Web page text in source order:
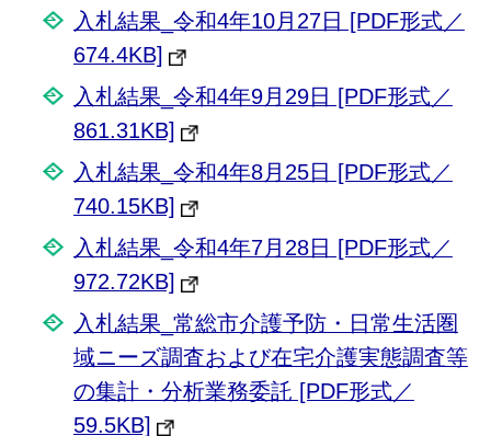
入札結果_令和4年10月27日 [PDF形式／
674.4KB]
入札結果_令和4年9月29日 [PDF形式／
861.31KB]
入札結果_令和4年8月25日 [PDF形式／
740.15KB]
入札結果_令和4年7月28日 [PDF形式／
972.72KB]
入札結果_常総市介護予防・日常生活圏
域ニーズ調査および在宅介護実態調査等
の集計・分析業務委託 [PDF形式／
59.5KB]